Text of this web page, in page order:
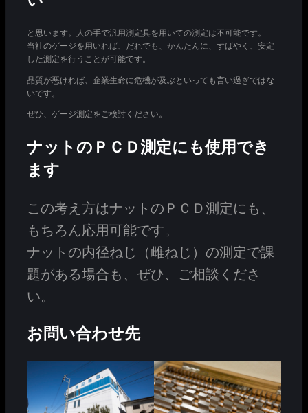
と思います。人の手で汎用測定具を用いての測定は不可能です。
当社のゲージを用いれば、だれでも、かんたんに、すばやく、安定
した測定を行うことが可能です。
品質が悪ければ、企業生命に危機が及ぶといっても言い過ぎではな
いです。
ぜひ、ゲージ測定をご検討ください。
ナットのＰＣＤ測定にも使用でき
ます
この考え方はナットのＰＣＤ測定にも、
もちろん応用可能です。
ナットの内径ねじ（雌ねじ）の測定で課
題がある場合も、ぜひ、ご相談くださ
い。
お問い合わせ先